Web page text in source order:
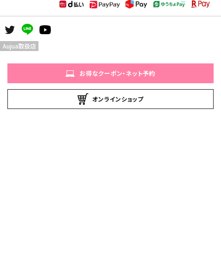
Aujua取扱店
お得なクーポン・ネット予約
オンラインショップ